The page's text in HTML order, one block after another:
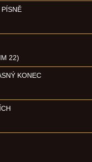
22)
KONEC